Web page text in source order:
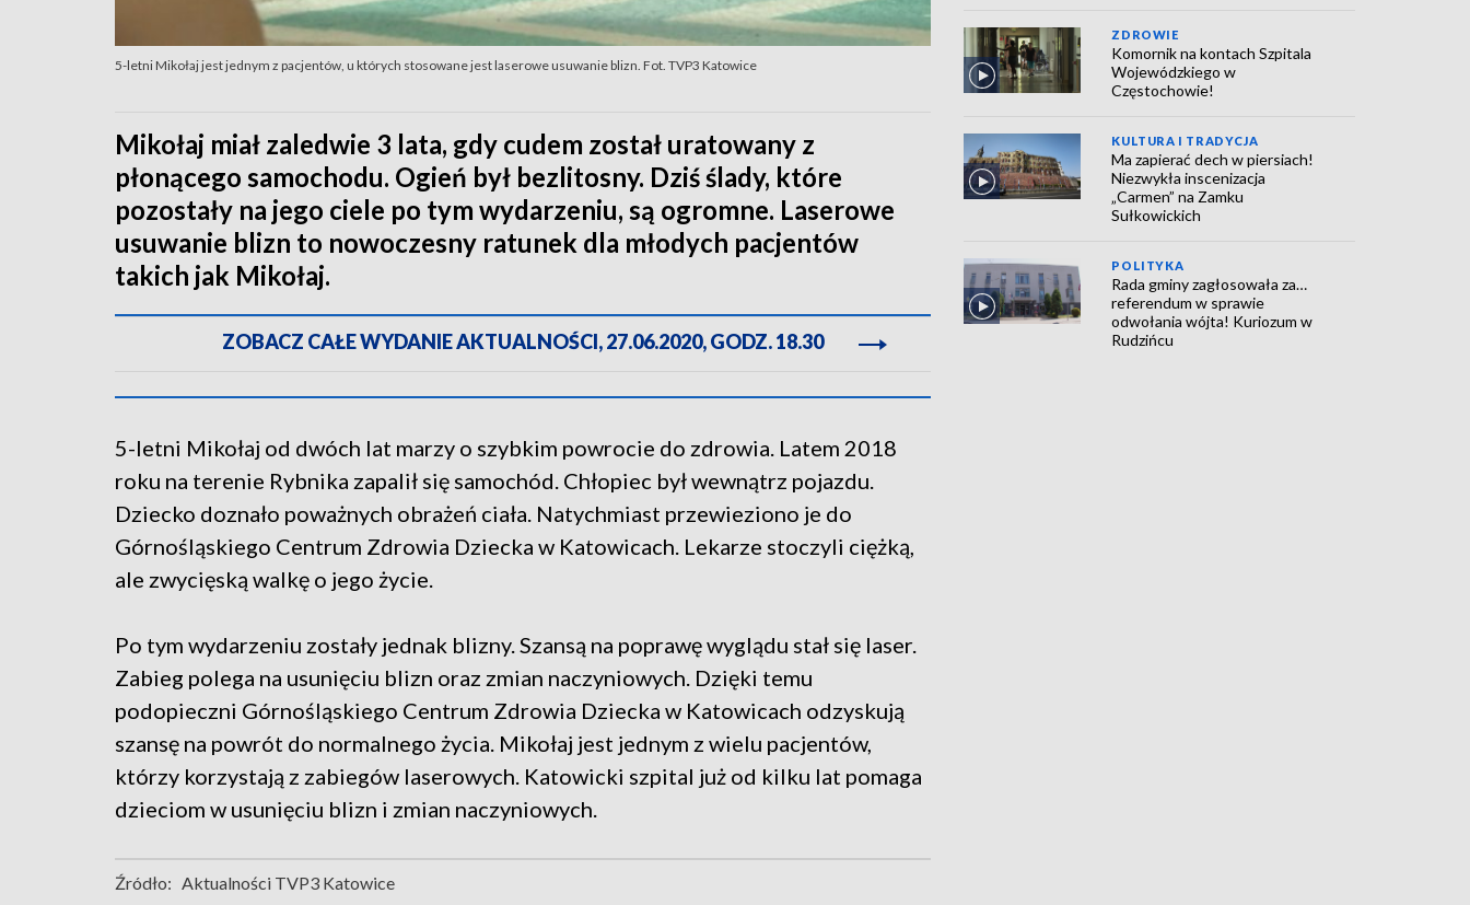
5-letni Mikołaj jest jednym z pacjentów, u których stosowane jest laserowe usuwanie blizn. Fot. TVP3 Katowice
Mikołaj miał zaledwie 3 lata, gdy cudem został uratowany z
płonącego samochodu. Ogień był bezlitosny. Dziś ślady, które
pozostały na jego ciele po tym wydarzeniu, są ogromne. Laserowe
usuwanie blizn to nowoczesny ratunek dla młodych pacjentów
takich jak Mikołaj.
ZOBACZ CAŁE WYDANIE AKTUALNOŚCI, 27.06.2020, GODZ. 18.30
5-letni Mikołaj od dwóch lat marzy o szybkim powrocie do zdrowia. Latem 2018
roku na terenie Rybnika zapalił się samochód. Chłopiec był wewnątrz pojazdu.
Dziecko doznało poważnych obrażeń ciała. Natychmiast przewieziono je do
Górnośląskiego Centrum Zdrowia Dziecka w Katowicach. Lekarze stoczyli ciężką,
ale zwycięską walkę o jego życie.
Po tym wydarzeniu zostały jednak blizny. Szansą na poprawę wyglądu stał się laser.
Zabieg polega na usunięciu blizn oraz zmian naczyniowych. Dzięki temu
podopieczni Górnośląskiego Centrum Zdrowia Dziecka w Katowicach odzyskują
szansę na powrót do normalnego życia. Mikołaj jest jednym z wielu pacjentów,
którzy korzystają z zabiegów laserowych. Katowicki szpital już od kilku lat pomaga
dzieciom w usunięciu blizn i zmian naczyniowych.
Źródło: Aktualności TVP3 Katowice
ZDROWIE
Komornik na kontach Szpitala
Wojewódzkiego w
Częstochowie!
KULTURA I TRADYCJA
Ma zapierać dech w piersiach!
Niezwykła inscenizacja
„Carmen” na Zamku
Sułkowickich
POLITYKA
Rada gminy zagłosowała za…
referendum w sprawie
odwołania wójta! Kuriozum w
Rudzińcu